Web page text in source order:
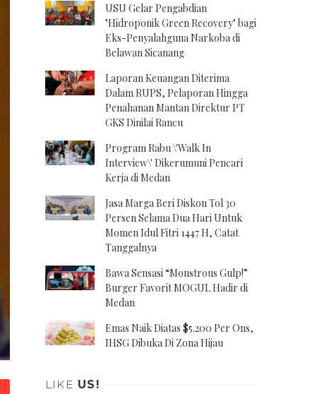
USU Gelar Pengabdian
"Hidroponik Green Recovery" bagi
Eks-Penyalahguna Narkoba di
Belawan Sicanang
Laporan Keuangan Diterima
Dalam RUPS, Pelaporan Hingga
Penahanan Mantan Direktur PT
GKS Dinilai Rancu
Program Rabu \'Walk In
Interview\' Dikerumuni Pencari
Kerja di Medan
Jasa Marga Beri Diskon Tol 30
Persen Selama Dua Hari Untuk
Momen Idul Fitri 1447 H, Catat
Tanggalnya
Bawa Sensasi “Monstrous Gulp!”
Burger Favorit MOGUL Hadir di
Medan
Emas Naik Diatas $5.200 Per Ons,
IHSG Dibuka Di Zona Hijau
LIKE US!